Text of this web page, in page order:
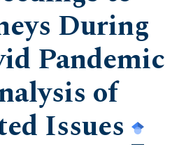
During
Pandemic
of
Issues